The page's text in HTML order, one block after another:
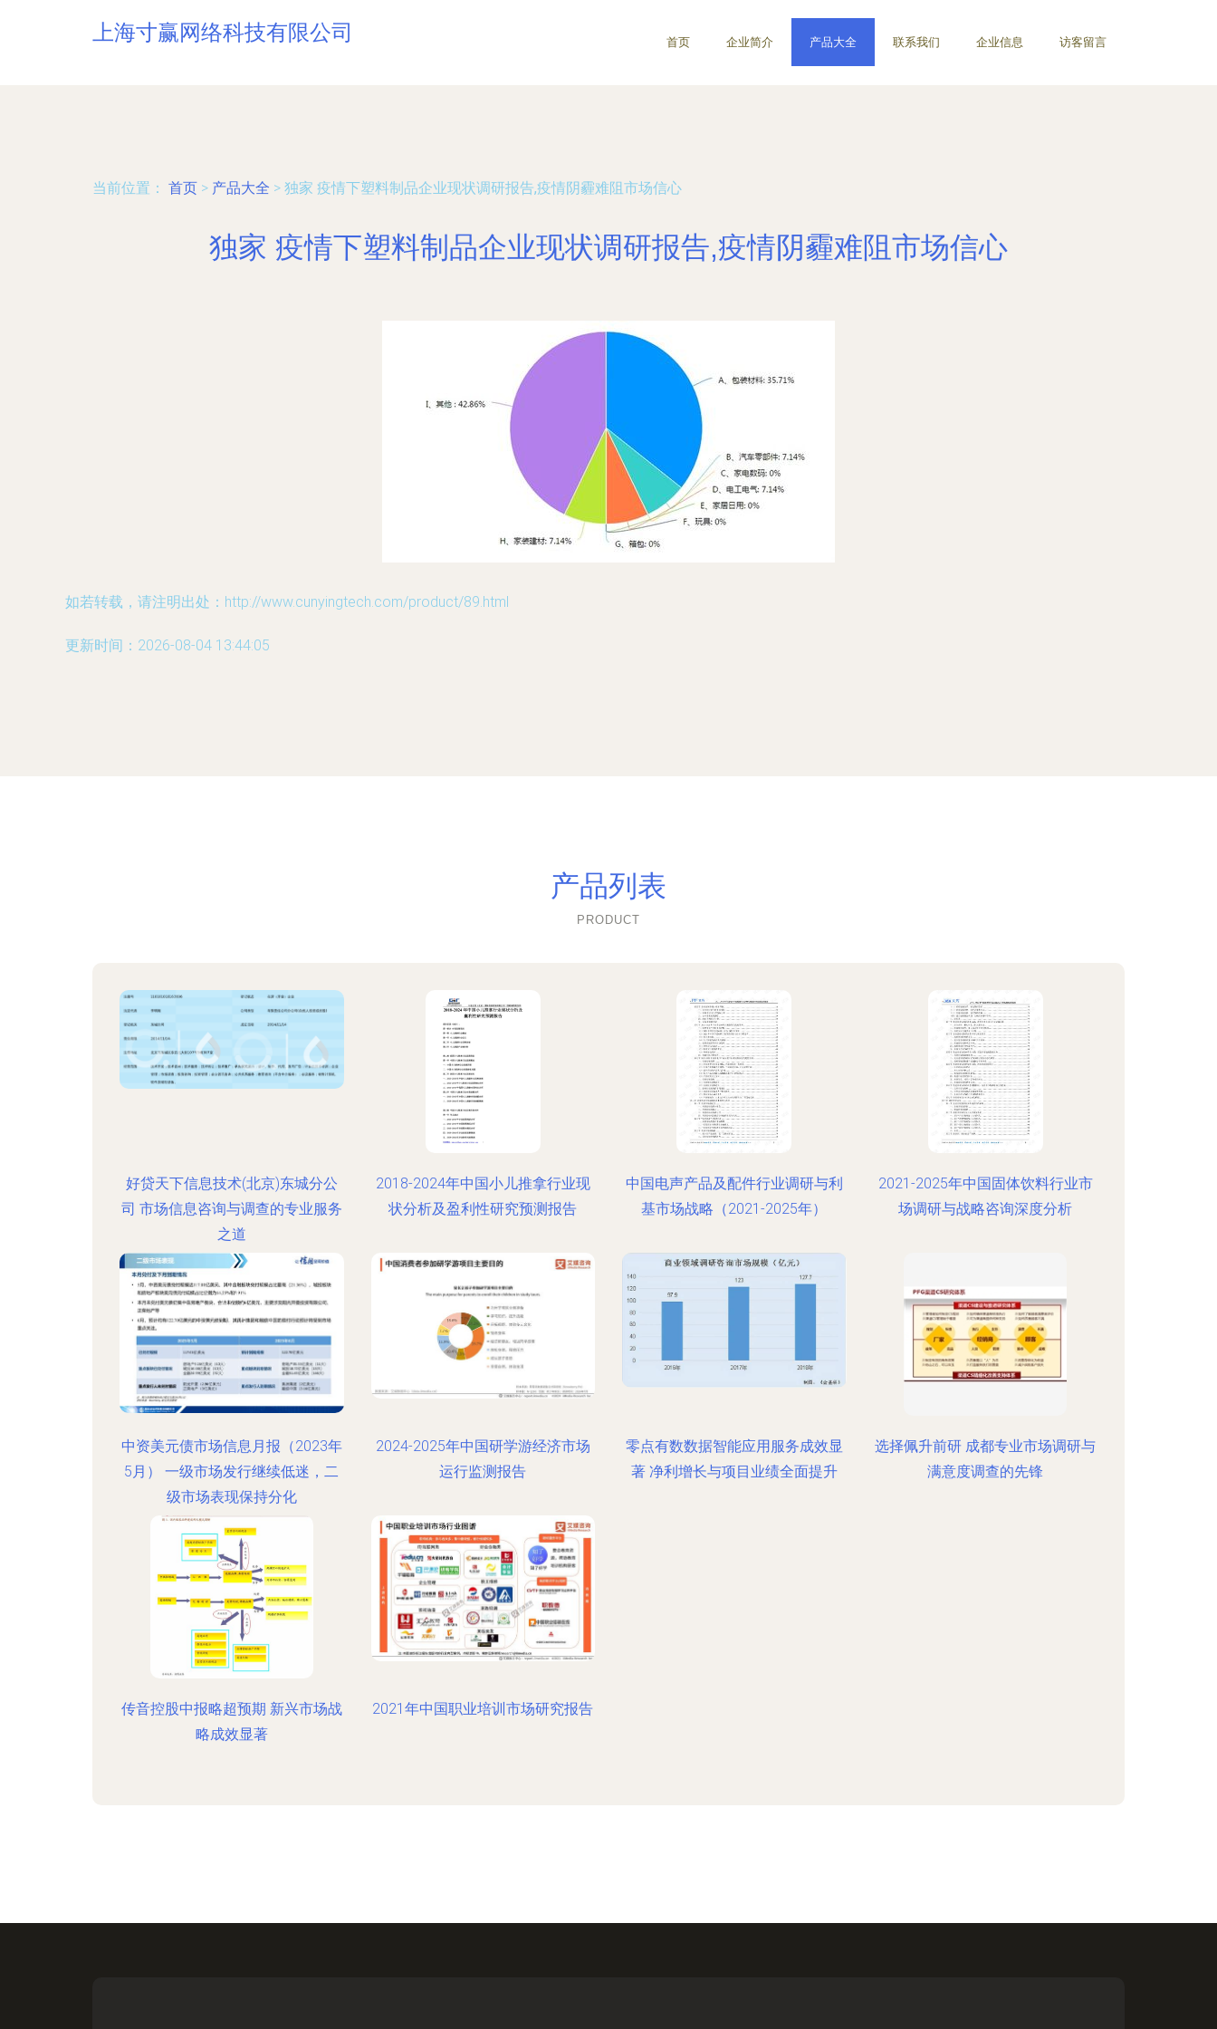
上海寸赢网络科技有限公司 首页 企业简介 产品大全 联系我们 企业信息 访客留言
当前位置： 首页 > 产品大全 > 独家 疫情下塑料制品企业现状调研报告,疫情阴霾难阻市场信心
独家 疫情下塑料制品企业现状调研报告,疫情阴霾难阻市场信心
如若转载，请注明出处：http://www.cunyingtech.com/product/89.html
更新时间：2026-08-04 13:44:05
产品列表
PRODUCT
好贷天下信息技术(北京)东城分公
司 市场信息咨询与调查的专业服务
之道
2018-2024年中国小儿推拿行业现
状分析及盈利性研究预测报告
中国电声产品及配件行业调研与利
基市场战略（2021-2025年）
2021-2025年中国固体饮料行业市
场调研与战略咨询深度分析
中资美元债市场信息月报（2023年
5月） 一级市场发行继续低迷，二
级市场表现保持分化
2024-2025年中国研学游经济市场
运行监测报告
零点有数数据智能应用服务成效显
著 净利增长与项目业绩全面提升
选择佩升前研 成都专业市场调研与
满意度调查的先锋
传音控股中报略超预期 新兴市场战
略成效显著
2021年中国职业培训市场研究报告